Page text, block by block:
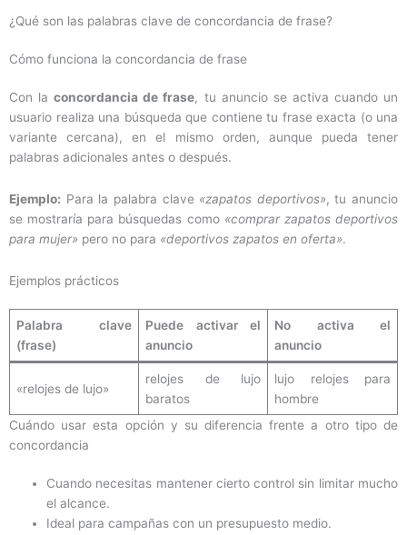
¿Qué son las palabras clave de concordancia de frase?
Cómo funciona la concordancia de frase
Con laconcordancia de frase, tu anuncio se activa cuando un
usuario realiza una búsqueda que contiene tu frase exacta (o una
variante cercana), en el mismo orden, aunque pueda tener
palabras adicionales antes o después.
Ejemplo: Para la palabra clave «zapatos deportivos», tu anuncio
se mostraría para búsquedas como «comprar zapatos deportivos
para mujer» pero no para «deportivos zapatos en oferta».
Ejemplos prácticos
Palabra clave
(frase)
Puede activar el
anuncio
No activa el
anuncio
«relojes de lujo»
relojes de lujo
baratos
lujo relojes para
hombre
Cuándo usar esta opción y su diferencia frente a otro tipo de
concordancia
Cuando necesitas mantener cierto control sin limitar mucho
el alcance.
Ideal para campañas con un presupuesto medio.